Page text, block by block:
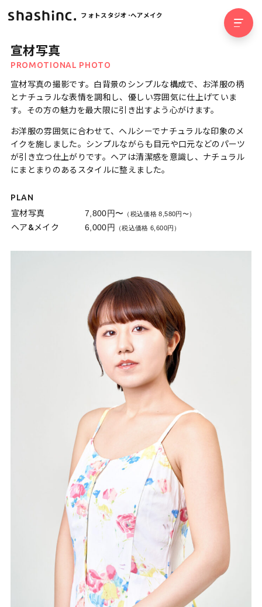
フォトスタジオ･ヘアメイク
宣材写真
PROMOTIONAL PHOTO
宣材写真の撮影です。白背景のシンプルな構成で、お洋服の柄
とナチュラルな表情を調和し、優しい雰囲気に仕上げていま
す。その方の魅力を最大限に引き出すよう心がけます。
お洋服の雰囲気に合わせて、ヘルシーでナチュラルな印象のメ
イクを施しました。シンプルながらも目元や口元などのパーツ
が引き立つ仕上がりです。ヘアは清潔感を意識し、ナチュラル
にまとまりのあるスタイルに整えました。
PLAN
宣材写真
7,800円〜 （税込価格 8,580円〜）
ヘア&メイク 6,000円 （税込価格 6,600円）